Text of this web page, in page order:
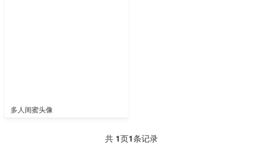
多人闺蜜头像
共 1页1条记录